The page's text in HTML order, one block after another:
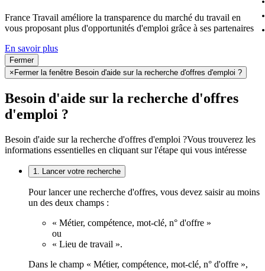
France Travail améliore la transparence du marché du travail en
vous proposant plus d'opportunités d'emploi grâce à ses partenaires
En savoir plus
Fermer
× Fermer la fenêtre Besoin d'aide sur la recherche d'offres d'emploi ?
Besoin d'aide sur la recherche d'offres
d'emploi ?
Besoin d'aide sur la recherche d'offres d'emploi ?Vous trouverez les
informations essentielles en cliquant sur l'étape qui vous intéresse
1. Lancer votre recherche
Pour lancer une recherche d'offres, vous devez saisir au moins
un des deux champs :
« Métier, compétence, mot-clé, n° d'offre »
ou
« Lieu de travail ».
Dans le champ « Métier, compétence, mot-clé, n° d'offre »,